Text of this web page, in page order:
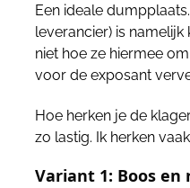
Een ideale
leverancier) is
niet hoe ze hiermee
voor de exposant
Hoe herken je de
zo lastig. Ik herken
Variant 1: Boos